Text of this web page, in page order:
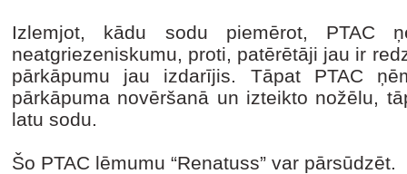
Izlemjot, kādu sodu piemērot, PTAC
neatgriezeniskumu, proti, patērētāji jau ir
pārkāpumu jau izdarījis. Tāpat PTAC
pārkāpuma novēršanā un izteikto nožēlu,
latu sodu.
Šo PTAC lēmumu “Renatuss” var pārsūdzēt.